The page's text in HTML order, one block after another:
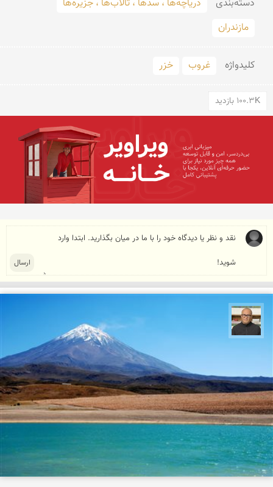
دسته‌بندی
دریاچه‌ها ، سدها ، تالاب‌ها ، جزیره‌ها
مازندران
کلید‌واژه غروب خزر
100.3K بازدید